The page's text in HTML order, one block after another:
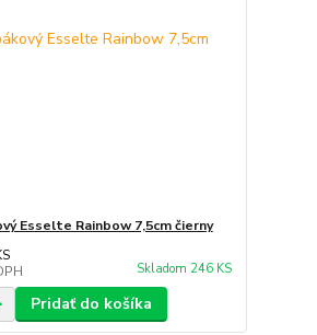
Esselte Rainbow 7,5cm čierny
Skladom 246 KS
Pridať do košíka